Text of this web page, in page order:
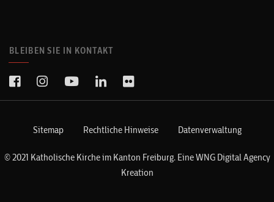
BLEIBEN SIE IN KONTAKT
Sitemap Rechtliche Hinweise Datenverwaltung
© 2021 Katholische Kirche im Kanton Freiburg. EineWNG Digital Agency
Kreation